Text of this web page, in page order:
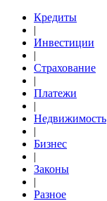
Кредиты
|
Инвестиции
|
Страхование
|
Платежи
|
Недвижимость
|
Бизнес
|
Законы
|
Разное